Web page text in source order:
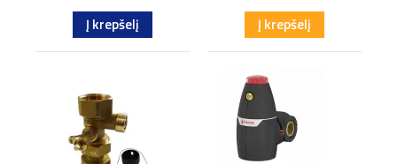
Į krepšelį Į krepšelį